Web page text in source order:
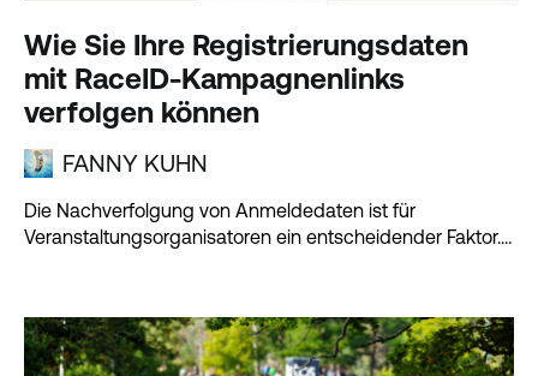
Wie Sie Ihre Registrierungsdaten
mit RaceID-Kampagnenlinks
verfolgen können
FANNY KUHN
Die Nachverfolgung von Anmeldedaten ist für
Veranstaltungsorganisatoren ein entscheidender Faktor.